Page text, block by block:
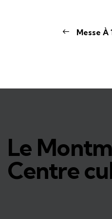
Messe À
Le
Centre